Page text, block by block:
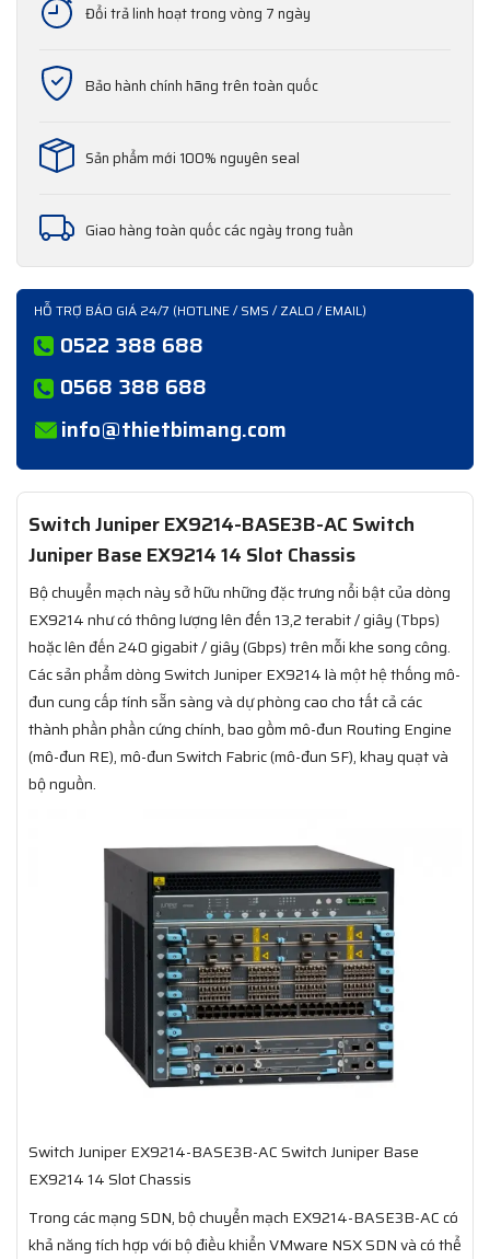
Đổi trả linh hoạt trong vòng 7 ngày
Bảo hành chính hãng trên toàn quốc
Sản phẩm mới 100% nguyên seal
Giao hàng toàn quốc các ngày trong tuần
HỖ TRỢ BÁO GIÁ 24/7 (HOTLINE / SMS / ZALO / EMAIL)
0522 388 688
0568 388 688
info@thietbimang.com
Switch Juniper EX9214-BASE3B-AC Switch
Juniper Base EX9214 14 Slot Chassis
Bộ chuyển mạch này sở hữu những đặc trưng nổi bật của dòng
EX9214 như có thông lượng lên đến 13,2 terabit / giây (Tbps)
hoặc lên đến 240 gigabit / giây (Gbps) trên mỗi khe song công.
Các sản phẩm dòng Switch Juniper EX9214 là một hệ thống mô-
đun cung cấp tính sẵn sàng và dự phòng cao cho tất cả các
thành phần phần cứng chính, bao gồm mô-đun Routing Engine
(mô-đun RE), mô-đun Switch Fabric (mô-đun SF), khay quạt và
bộ nguồn.
Switch Juniper EX9214-BASE3B-AC Switch Juniper Base
EX9214 14 Slot Chassis
Trong các mạng SDN, bộ chuyển mạch EX9214-BASE3B-AC có
khả năng tích hợp với bộ điều khiển VMware NSX SDN và có thể